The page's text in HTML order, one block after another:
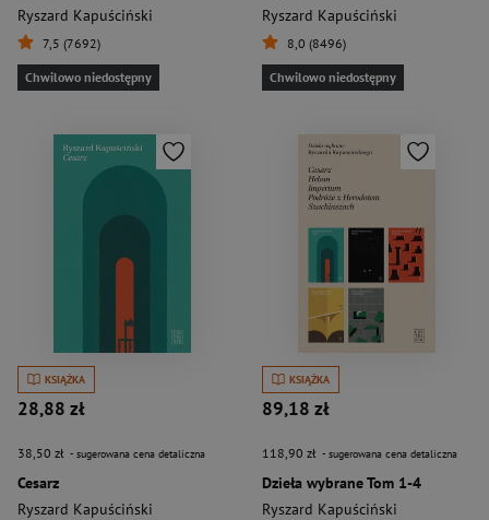
Ryszard Kapuściński
7,5 (7692)
Chwilowo niedostępny
Ryszard Kapuściński
8,0 (8496)
Chwilowo niedostępny
KSIĄŻKA
28,88 zł
38,50 zł - sugerowana cena detaliczna
Cesarz
Ryszard Kapuściński
KSIĄŻKA
89,18 zł
118,90 zł - sugerowana cena detaliczna
Dzieła wybrane Tom 1-4
Ryszard Kapuściński